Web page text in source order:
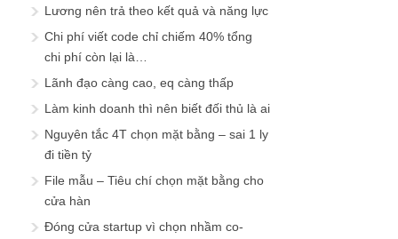
Lương nên trả theo kết quả và năng lực
Chi phí viết code chỉ chiếm 40% tổng
chi phí còn lại là…
Lãnh đạo càng cao, eq càng thấp
Làm kinh doanh thì nên biết đối thủ là ai
Nguyên tắc 4T chọn mặt bằng – sai 1 ly
đi tiền tỷ
File mẫu – Tiêu chí chọn mặt bằng cho
cửa hàn
Đóng cửa startup vì chọn nhầm co-